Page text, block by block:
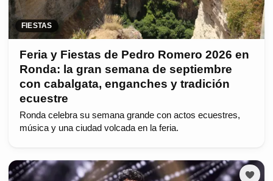
FIESTAS
Feria y Fiestas de Pedro Romero 2026 en
Ronda: la gran semana de septiembre
con cabalgata, enganches y tradición
ecuestre
Ronda celebra su semana grande con actos ecuestres,
música y una ciudad volcada en la feria.